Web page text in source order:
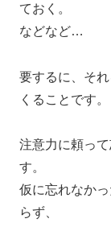
ておく。
などなど…
要するに、そ
くることです。
注意力に頼っ
す。
仮に忘れなか
らず、